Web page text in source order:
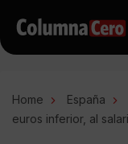
Home España
euros inferior, al